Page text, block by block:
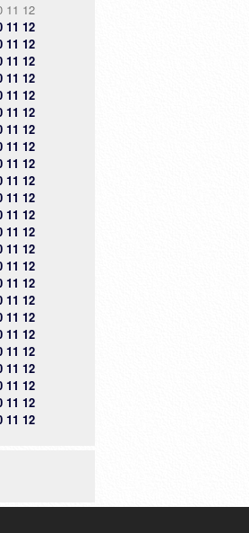
11 12
11 12
11 12
11 12
11 12
11 12
11 12
11 12
11 12
11 12
11 12
11 12
11 12
11 12
11 12
11 12
11 12
11 12
11 12
11 12
11 12
11 12
11 12
11 12
11 12